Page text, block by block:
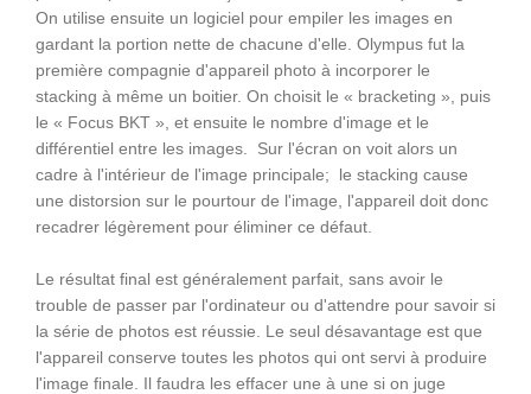
On utilise ensuite un logiciel pour empiler les images en
gardant la portion nette de chacune d'elle. Olympus fut la
première compagnie d'appareil photo à incorporer le
stacking à même un boitier. On choisit le « bracketing », puis
le « Focus BKT », et ensuite le nombre d'image et le
différentiel entre les images. Sur l'écran on voit alors un
cadre à l'intérieur de l'image principale; le stacking cause
une distorsion sur le pourtour de l'image, l'appareil doit donc
recadrer légèrement pour éliminer ce défaut.
Le résultat final est généralement parfait, sans avoir le
trouble de passer par l'ordinateur ou d'attendre pour savoir si
la série de photos est réussie. Le seul désavantage est que
l'appareil conserve toutes les photos qui ont servi à produire
l'image finale. Il faudra les effacer une à une si on juge